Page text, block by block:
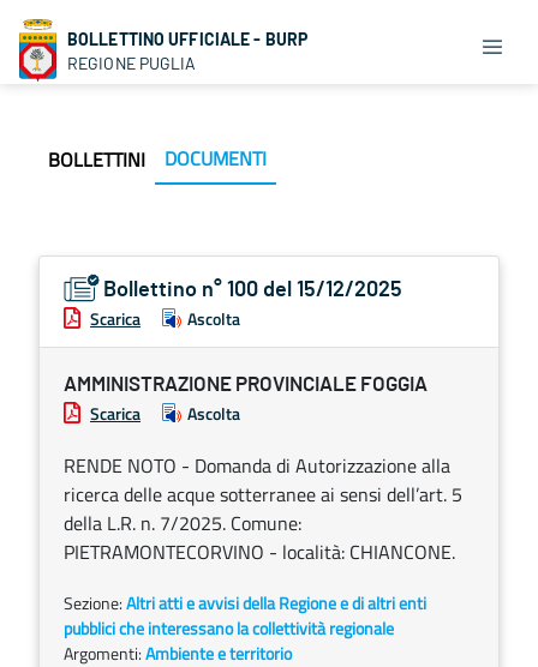
BOLLETTINO UFFICIALE - BURP
REGIONE PUGLIA
BOLLETTINI DOCUMENTI
Bollettino n° 100 del 15/12/2025
Scarica Ascolta
AMMINISTRAZIONE PROVINCIALE FOGGIA
Scarica Ascolta
RENDE NOTO - Domanda di Autorizzazione alla
ricerca delle acque sotterranee ai sensi dell’art. 5
della L.R. n. 7/2025. Comune:
PIETRAMONTECORVINO - località: CHIANCONE.
Sezione:Altri atti e avvisi della Regione e di altri enti
pubblici che interessano la collettività regionale
Argomenti:Ambiente e territorio